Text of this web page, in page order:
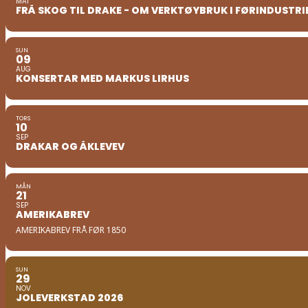
FRÅ SKOG TIL DRAKE - OM VERKTØYBRUK I
SUN
09
AUG
KONSERTAR MED MARKUS LIRHUS
TORS
10
SEP
DRAKAR OG ÅKLEVEV
MÅN
21
SEP
AMERIKABREV
AMERIKABREV FRÅ FØR 1850
SUN
29
NOV
JOLEVERKSTAD 2026